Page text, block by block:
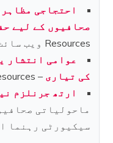
احتجاجی
صحافیوں کے لیے
Resources ویب سائٹ۔
عوامی انتشار
کی تیاری – RSF Resources ویب سائٹ۔
ارتھ جرنلزم
ماحولیاتی
سیکیورٹی رہنما